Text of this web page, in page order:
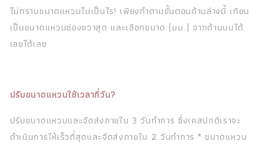
ไม่ทราบขนาดแหวนไม่เป็นไร! เพียงทำตามขั้นตอนด้านล่างนี้ เทียบ
เป็นขนาดแหวนช่องขวาสุด และเลือกขนาด (มม.) จากด้านบนได้
เลยได้เลย
ปรับขนาดแหวนใช้เวลากี่วัน?
ปรับขนาดแหวนและจัดส่งภายใน 3 วันทำการ ซึ่งเคสปกติเราจะ
ดำเนินการให้เร็วที่สุดและจัดส่งภายใน 2 วันทำการ * ขนาดแหวน